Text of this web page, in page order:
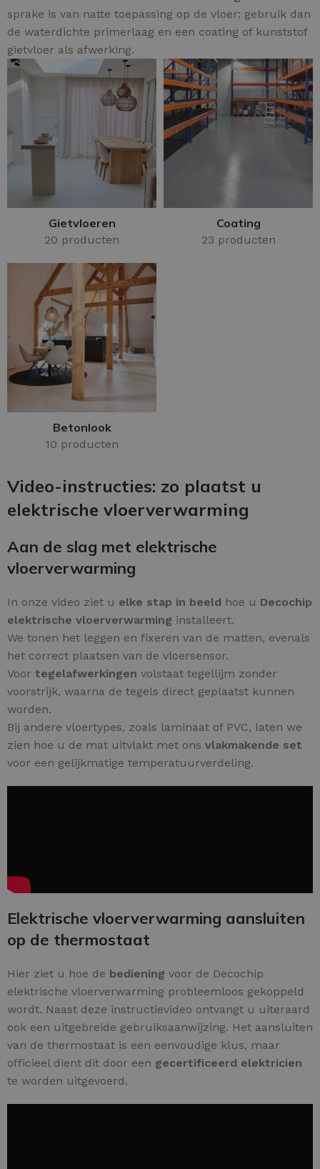
sprake is van natte toepassing op de vloer: gebruik dan
de waterdichte primerlaag en een coating of kunststof
gietvloer als afwerking.
Gietvloeren
20 producten
Coating
23 producten
Betonlook
10 producten
Video-instructies: zo plaatst u
elektrische vloerverwarming
Aan de slag met elektrische
vloerverwarming
In onze video ziet u elke stap in beeld hoe u Decochip
elektrische vloerverwarming installeert.
We tonen het leggen en fixeren van de matten, evenals
het correct plaatsen van de vloersensor.
Voor tegelafwerkingen volstaat tegellijm zonder
voorstrijk, waarna de tegels direct geplaatst kunnen
worden.
Bij andere vloertypes, zoals laminaat of PVC, laten we
zien hoe u de mat uitvlakt met ons vlakmakende set
voor een gelijkmatige temperatuurverdeling.
Elektrische vloerverwarming aansluiten
op de thermostaat
Hier ziet u hoe de bediening voor de Decochip
elektrische vloerverwarming probleemloos gekoppeld
wordt. Naast deze instructievideo ontvangt u uiteraard
ook een uitgebreide gebruiksaanwijzing. Het aansluiten
van de thermostaat is een eenvoudige klus, maar
officieel dient dit door een gecertificeerd elektricien
te worden uitgevoerd.